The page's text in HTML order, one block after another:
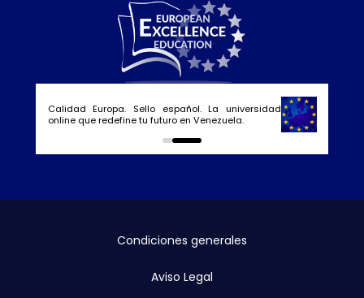
Calidad Europa. Sello español. La universidad
online que redefine tu futuro en Venezuela.
0 1
Condiciones generales
Aviso Legal